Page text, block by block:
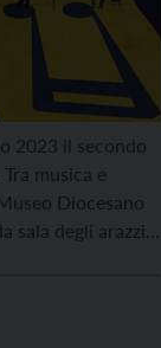
2023 il secondo
musica e
Diocesano
sala degli arazzi.